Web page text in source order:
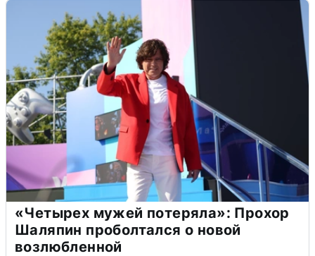
«Четырех мужей потеряла»: Прохор
Шаляпин проболтался о новой
возлюбленной